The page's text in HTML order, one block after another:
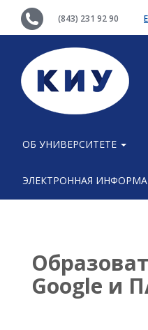
(843) 231 92 90
ОБ УНИВЕРСИТЕТЕ
ЭЛЕКТРОННАЯ
Google и